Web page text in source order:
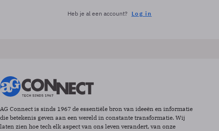
Heb je al een account? Log in
AG Connect is sinds 1967 de essentiële bron van ideeën en informatie
die betekenis geven aan een wereld in constante transformatie. Wij
laten zien hoe tech elk aspect van ons leven verandert, van onze